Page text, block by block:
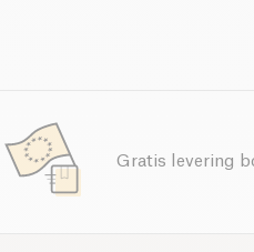
Gratis levering